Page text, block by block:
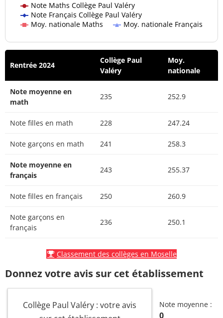
Note Maths Collège Paul Valéry
Note Français Collège Paul Valéry
Moy. nationale Maths
Moy. nationale Français
Rentrée 2024
Collège Paul
Valéry
Moy.
nationale
Note moyenne en
math
235 252.9
Note filles en math 228 247.24
Note garçons en math 241 258.3
Note moyenne en
français
243 255.37
Note filles en français 250 260.9
Note garçons en
français
236 250.1
Classement des collèges en Moselle
Donnez votre avis sur cet établissement
Collège Paul Valéry : votre avis
Note moyenne :
0